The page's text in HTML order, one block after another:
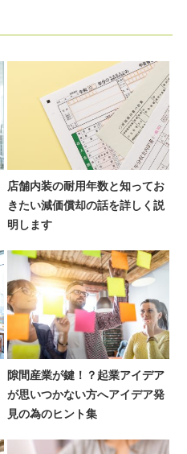
店舗内装の耐用年数と知ってお
きたい減価償却の話を詳しく説
明します
隙間産業が鍵！？起業アイデア
が思いつかない方へアイデア発
見の為のヒント集